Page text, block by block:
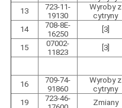
13
723-11-
19130
Wyroby z
cytryny
14
708-8E-
16250
[3]
15
07002-
11823
[3]
16
709-74-
91860
Wyroby z
cytryny
19
723-46-
Zmiany